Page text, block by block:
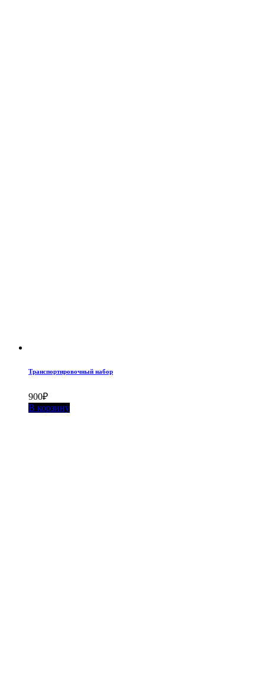
Транспортировочный набор
900₽
В корзину